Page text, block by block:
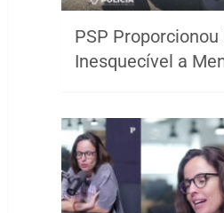
PSP Proporcionou
Inesquecível a